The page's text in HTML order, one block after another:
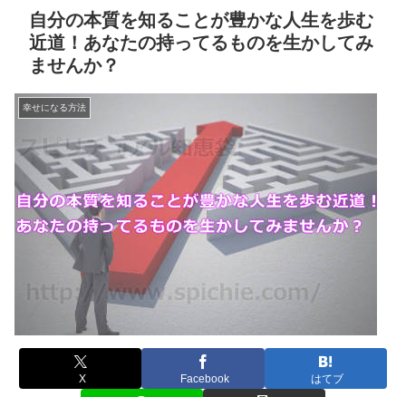
自分の本質を知ることが豊かな人生を歩む
近道！あなたの持ってるものを生かしてみ
ませんか？
幸せになる方法
X Facebook はてブ